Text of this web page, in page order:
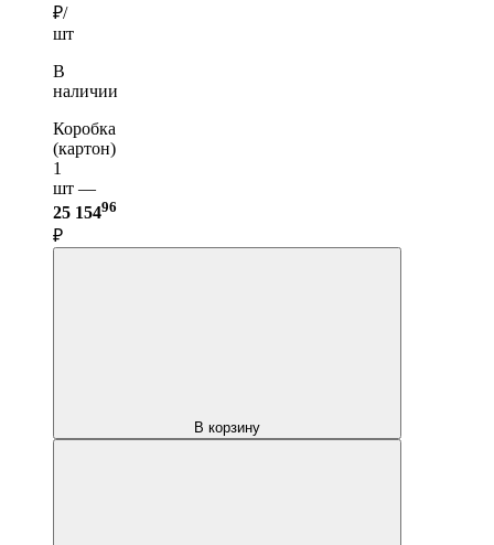
₽/
шт
В
наличии
Коробка
(картон)
1
шт —
25 15496
₽
В корзину